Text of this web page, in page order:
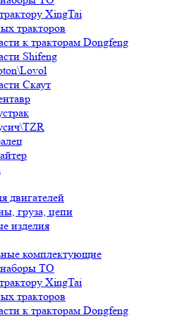
XingTai
тракторов
к тракторам Dongfeng
Shifeng
Скаут
двигателей
груза, цепи
изделия
комплектующие
ТО
XingTai
тракторов
к тракторам Dongfeng